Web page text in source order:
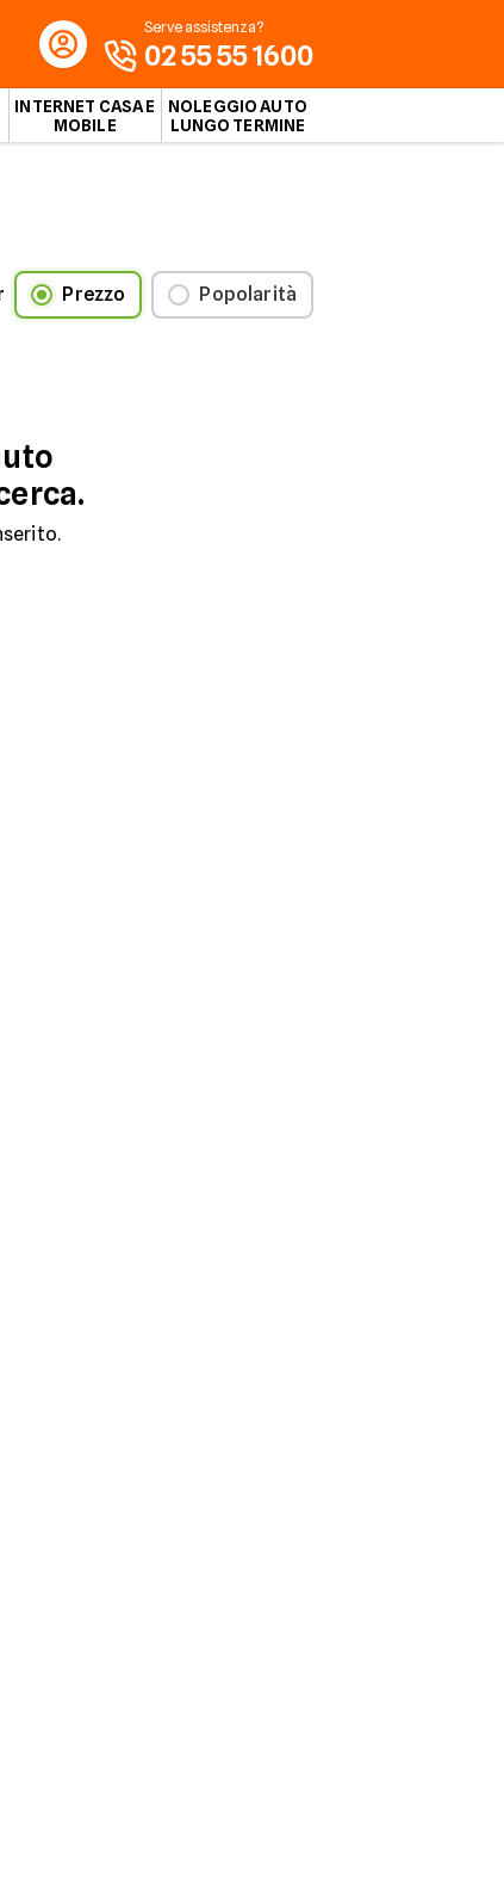
INTERNET CASA E
MOBILE
NOLEGGIO AUTO
LUNGO TERMINE
Serve assistenza?
02 55 55 1600
Prezzo Popolarità